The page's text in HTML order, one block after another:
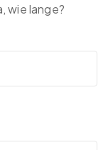
wie lange?